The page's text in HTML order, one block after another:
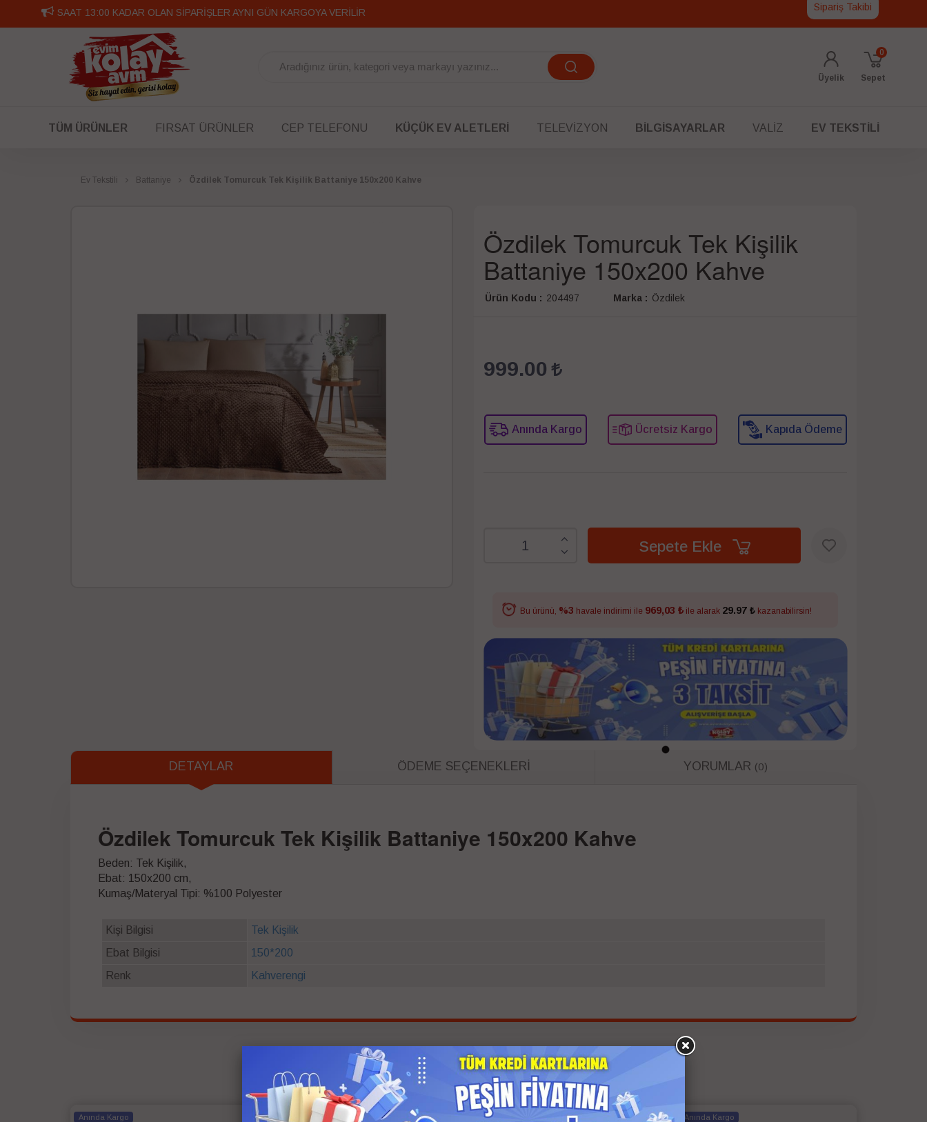
SAAT 13:00 KADAR OLAN SİPARİŞLER AYNI GÜN KARGOYA VERİLİR Sipariş Takibi
Üyelik Sepet
0
TÜM ÜRÜNLER FIRSAT ÜRÜNLER CEP TELEFONU KÜÇÜK EV ALETLERI TELEVIZYON BILGISAYARLAR VALIZ EV TEKSTILI
Ev Tekstili Battaniye Özdilek Tomurcuk Tek Kişilik Battaniye 150x200 Kahve
Özdilek Tomurcuk Tek Kişilik
Battaniye 150x200 Kahve
Ürün Kodu : 204497 Marka : Özdilek
999.00
Anında Kargo Ücretsiz Kargo Kapıda Ödeme
Sepete Ekle
Bu ürünü, %3 havale indirimi ile 969,03 ₺ ile alarak 29.97 ₺ kazanabilirsin!
DETAYLAR ÖDEME SEÇENEKLERI YORUMLAR (0)
Özdilek Tomurcuk Tek Kişilik Battaniye 150x200 Kahve
Beden: Tek Kişilik,
Ebat: 150x200 cm,
Kumaş/Materyal Tipi: %100 Polyester
Kişi Bilgisi
Tek Kişilik
Ebat Bilgisi
150*200
Renk
Kahverengi
İlgili Ürünler
Anında Kargo Anında Kargo Anında Kargo Anında Kargo